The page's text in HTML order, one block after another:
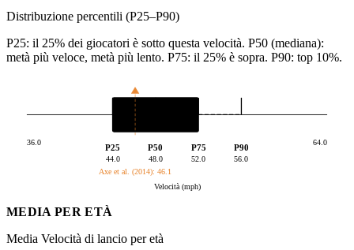
Distribuzione percentili (P25–P90)
P25: il 25% dei giocatori è sotto questa velocità. P50 (mediana):
metà più veloce, metà più lento. P75: il 25% è sopra. P90: top 10%.
36.0 64.0
P25
44.0
P50
48.0
P75
52.0
P90
56.0
Axe et al. (2014): 46.1
Velocità (mph)
MEDIA PER ETÀ
Media Velocità di lancio per età